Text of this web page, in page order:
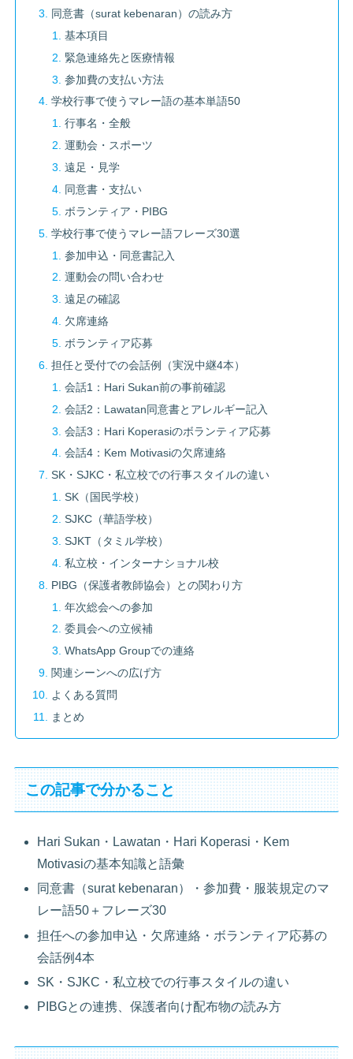
同意書（surat kebenaran）の読み方
基本項目
緊急連絡先と医療情報
参加費の支払い方法
学校行事で使うマレー語の基本単語50
行事名・全般
運動会・スポーツ
遠足・見学
同意書・支払い
ボランティア・PIBG
学校行事で使うマレー語フレーズ30選
参加申込・同意書記入
運動会の問い合わせ
遠足の確認
欠席連絡
ボランティア応募
担任と受付での会話例（実況中継4本）
会話1：Hari Sukan前の事前確認
会話2：Lawatan同意書とアレルギー記入
会話3：Hari Koperasiのボランティア応募
会話4：Kem Motivasiの欠席連絡
SK・SJKC・私立校での行事スタイルの違い
SK（国民学校）
SJKC（華語学校）
SJKT（タミル学校）
私立校・インターナショナル校
PIBG（保護者教師協会）との関わり方
年次総会への参加
委員会への立候補
WhatsApp Groupでの連絡
関連シーンへの広げ方
よくある質問
まとめ
この記事で分かること
Hari Sukan・Lawatan・Hari Koperasi・Kem
Motivasiの基本知識と語彙
同意書（surat kebenaran）・参加費・服装規定のマ
レー語50＋フレーズ30
担任への参加申込・欠席連絡・ボランティア応募の
会話例4本
SK・SJKC・私立校での行事スタイルの違い
PIBGとの連携、保護者向け配布物の読み方